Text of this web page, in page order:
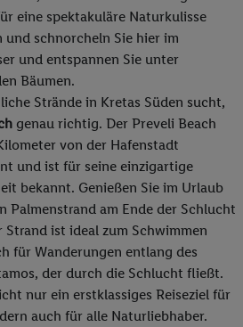
eine spektakuläre Naturkulisse
und schnorcheln Sie hier im
und entspannen Sie unter
Bäumen.
Strände in Kretas Süden sucht,
genau richtig. Der Preveli Beach
von der Hafenstadt
und ist für seine einzigartige
bekannt. Genießen Sie im Urlaub
Palmenstrand am Ende der Schlucht
Strand ist ideal zum Schwimmen
für Wanderungen entlang des
der durch die Schlucht fließt.
nur ein erstklassiges Reiseziel für
auch für alle Naturliebhaber.